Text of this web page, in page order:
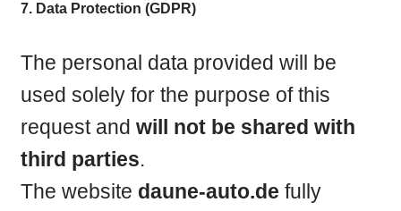
7. Data Protection (GDPR)
The personal data provided will be
used solely for the purpose of this
request and will not be shared with
third parties.
The website daune-auto.de fully